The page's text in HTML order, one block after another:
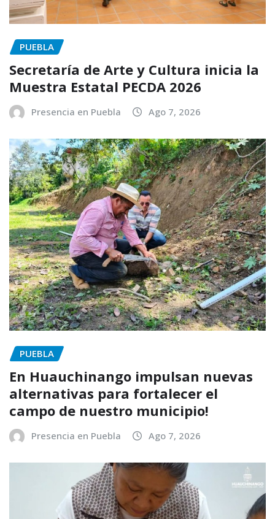
PUEBLA
Secretaría de Arte y Cultura inicia la
Muestra Estatal PECDA 2026
Presencia en Puebla Ago 7, 2026
PUEBLA
En Huauchinango impulsan nuevas
alternativas para fortalecer el
campo de nuestro municipio!
Presencia en Puebla Ago 7, 2026